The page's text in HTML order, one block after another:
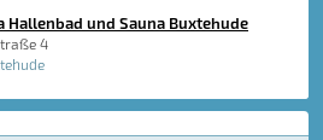
Hallenbad und Sauna Buxtehude
4